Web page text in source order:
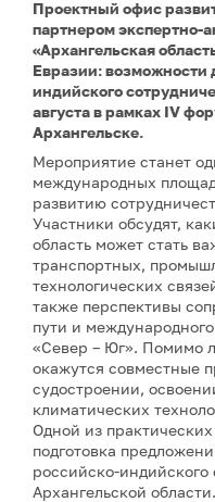
Проектный офис
партнером экспертно-
«Архангельская
Евразии: возможности
индийского
августа в рамках IV
Архангельске.
Мероприятие станет
международных
развитию
Участники обсудят,
область может стать
транспортных,
технологических
также перспективы
пути и
«Север – Юг». Помимо
окажутся совместные
судостроении,
климатических
Одной из
подготовка
российско-индийского
Архангельской области.